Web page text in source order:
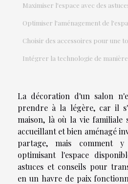
Maximiser l'espace avec des
Optimiser l'aménagement de
Choisir des accessoires pour une
Intégrer la technologie de
La décoration d'un salon
prendre à la légère, car il
maison, là où la vie familiale
accueillant et bien aménagé
partage, mais comment
optimisant l'espace
astuces et conseils pour
en un havre de paix